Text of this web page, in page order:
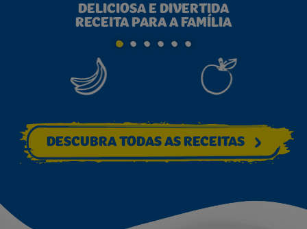
DELICIOSA E DIVERTIDA
RECEITA PARA A FAMÍLIA
DESCUBRA TODAS AS RECEITAS